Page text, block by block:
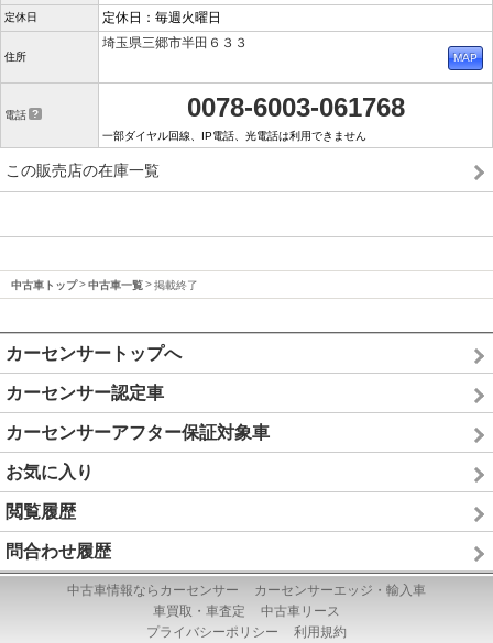
定休日 定休日：毎週火曜日
住所
埼玉県三郷市半田６３３
電話 0078-6003-061768
一部ダイヤル回線、IP電話、光電話は利用できません
この販売店の在庫一覧
中古車トップ 中古車一覧 掲載終了
カーセンサートップへ
カーセンサー認定車
カーセンサーアフター保証対象車
お気に入り
閲覧履歴
問合わせ履歴
中古車情報ならカーセンサー
カーセンサーエッジ・輸入車
車買取・車査定
中古車リース
プライバシーポリシー
利用規約